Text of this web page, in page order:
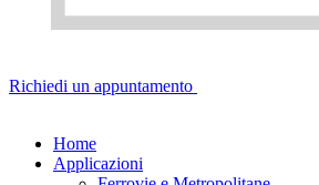
Richiedi un appuntamento
Home
Applicazioni